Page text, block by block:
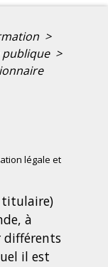
>
publique >
légale et
titulaire)
à
il est